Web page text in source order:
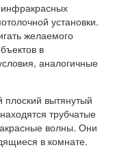
установки.
желаемого
в
аналогичные
вытянутый
трубчатые
волны. Они
в комнате.